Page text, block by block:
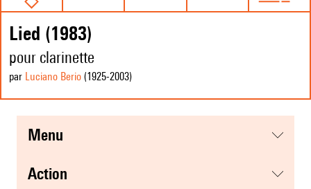
Lied (1983)
pour clarinette
par Luciano Berio (1925-2003)
menu
action